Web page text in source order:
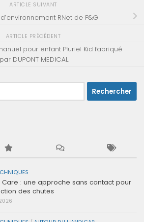
ARTICLE SUIVANT
RNet de P&G
ARTICLE PRÉCÉDENT
pour enfant Pluriel Kid fabriqué
par DUPONT MEDICAL
Care : une approche sans contact pour
des chutes